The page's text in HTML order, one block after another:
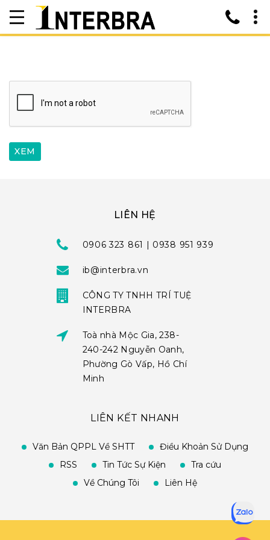
LIÊN HỆ
0906 323 861 | 0938 951 939
ib@interbra.vn
CÔNG TY TNHH TRÍ TUỆ
INTERBRA
Toà nhà Mộc Gia, 238-
240-242 Nguyễn Oanh,
Phường Gò Vấp, Hồ Chí
Minh
LIÊN KẾT NHANH
Văn Bản QPPL Về SHTT
Điều Khoản Sử Dụng
RSS
Tin Tức Sự Kiện
Tra cứu
Về Chúng Tôi
Liên Hệ